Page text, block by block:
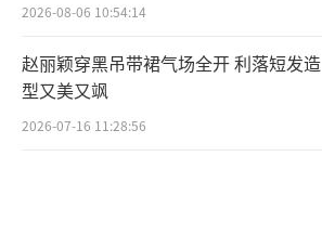
2026-08-06 10:54:14
赵丽颖穿黑吊带裙气场全开 利落短发造
型又美又飒
2026-07-16 11:28:56